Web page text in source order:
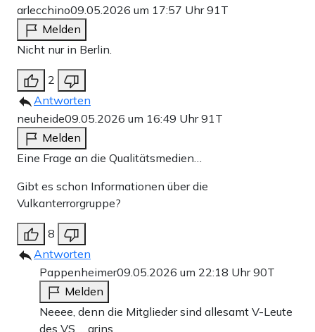
arlecchino09.05.2026 um 17:57 Uhr91T
Melden
Nicht nur in Berlin.
2
Antworten
neuheide09.05.2026 um 16:49 Uhr91T
Melden
Eine Frage an die Qualitätsmedien…
Gibt es schon Informationen über die
Vulkanterrorgruppe?
8
Antworten
Pappenheimer09.05.2026 um 22:18 Uhr90T
Melden
Neeee, denn die Mitglieder sind allesamt V-Leute
des VS. …grins